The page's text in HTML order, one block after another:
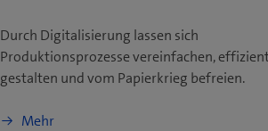
Durch Digitalisierung lassen sich
Produktionsprozesse vereinfachen,
gestalten und vom Papierkrieg befreien.
Mehr